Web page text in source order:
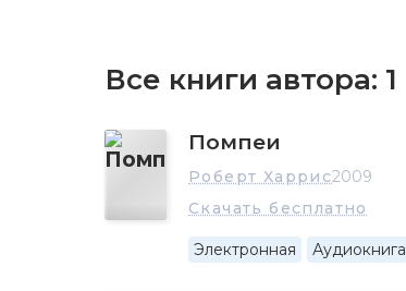
Все книги автора: 1
Помпеи
Роберт Харрис2009
Скачать бесплатно
Электронная Аудиокнига